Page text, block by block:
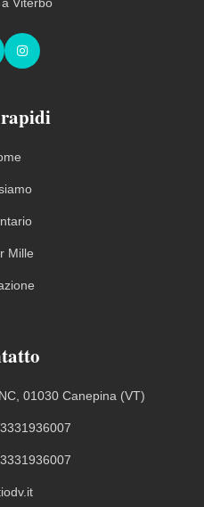
Instagram
Mille
01030 Canepina (VT)